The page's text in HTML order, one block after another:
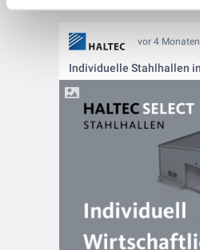
vor 4 Monaten